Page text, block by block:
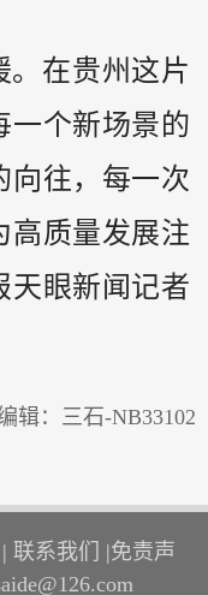
。在贵州这片
一个新场景的
向往，每一次
高质量发展注
天眼新闻记者
辑：三石-NB33102
| 联系我们 |免责声